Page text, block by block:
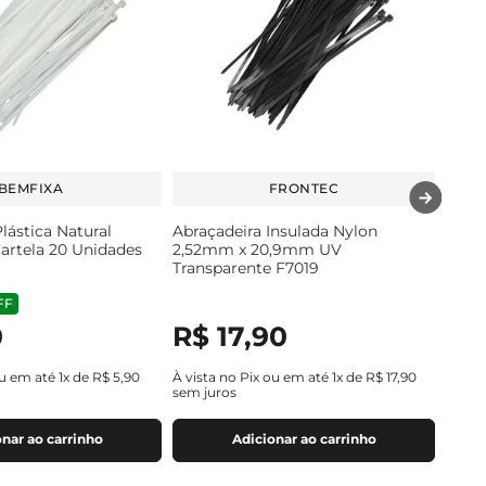
Natural
20 Unidades
em até 1x de R$ 5,90
ao carrinho
FRONTEC
Abraçadeira Insulada Nylon
2,52mm x 20,9mm UV
Transparente F7019
R$ 17,90
À vista no Pix ou em até 1x de R$ 17,90
sem juros
Adicionar ao carrinho